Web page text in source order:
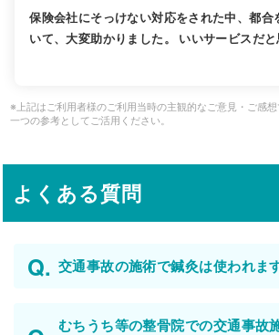
保険会社にそっけない対応をされた中、都合
いて、大変助かりました。 いいサービスだと
※上記はご利用者様のご利用当時の主観的なご意見・ご感想
一つの参考としてご活用ください。
よくある質問
交通事故の施術で鍼灸は使われま
むちうち等の整骨院での交通事故